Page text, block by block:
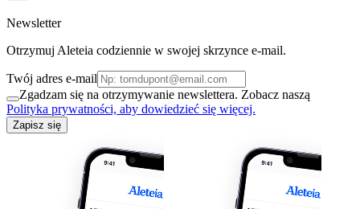
Newsletter
Otrzymuj Aleteia codziennie w swojej skrzynce e-mail.
Twój adres e-mail
Zgadzam się na otrzymywanie newslettera. Zobacz naszą
Polityka prywatności, aby dowiedzieć się więcej.
Zapisz się